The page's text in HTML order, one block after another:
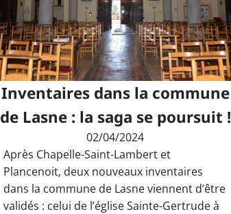
Inventaires dans la commune
de Lasne : la saga se poursuit !
02/04/2024
Après Chapelle-Saint-Lambert et
Plancenoit, deux nouveaux inventaires
dans la commune de Lasne viennent d’être
validés : celui de l’église Sainte-Gertrude à